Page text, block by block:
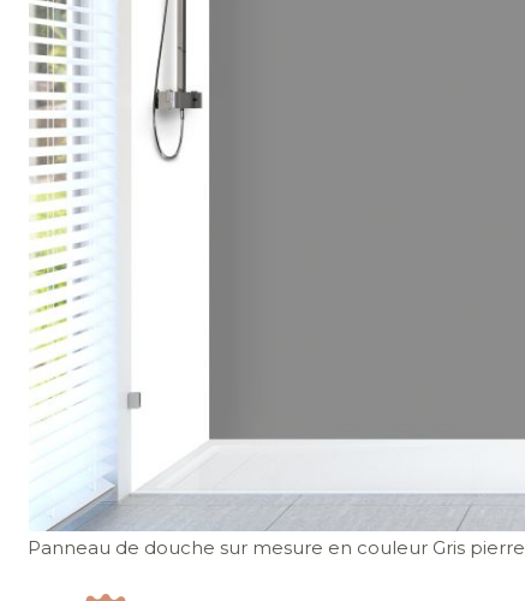
Panneau de douche sur mesure en couleur Gris pierre